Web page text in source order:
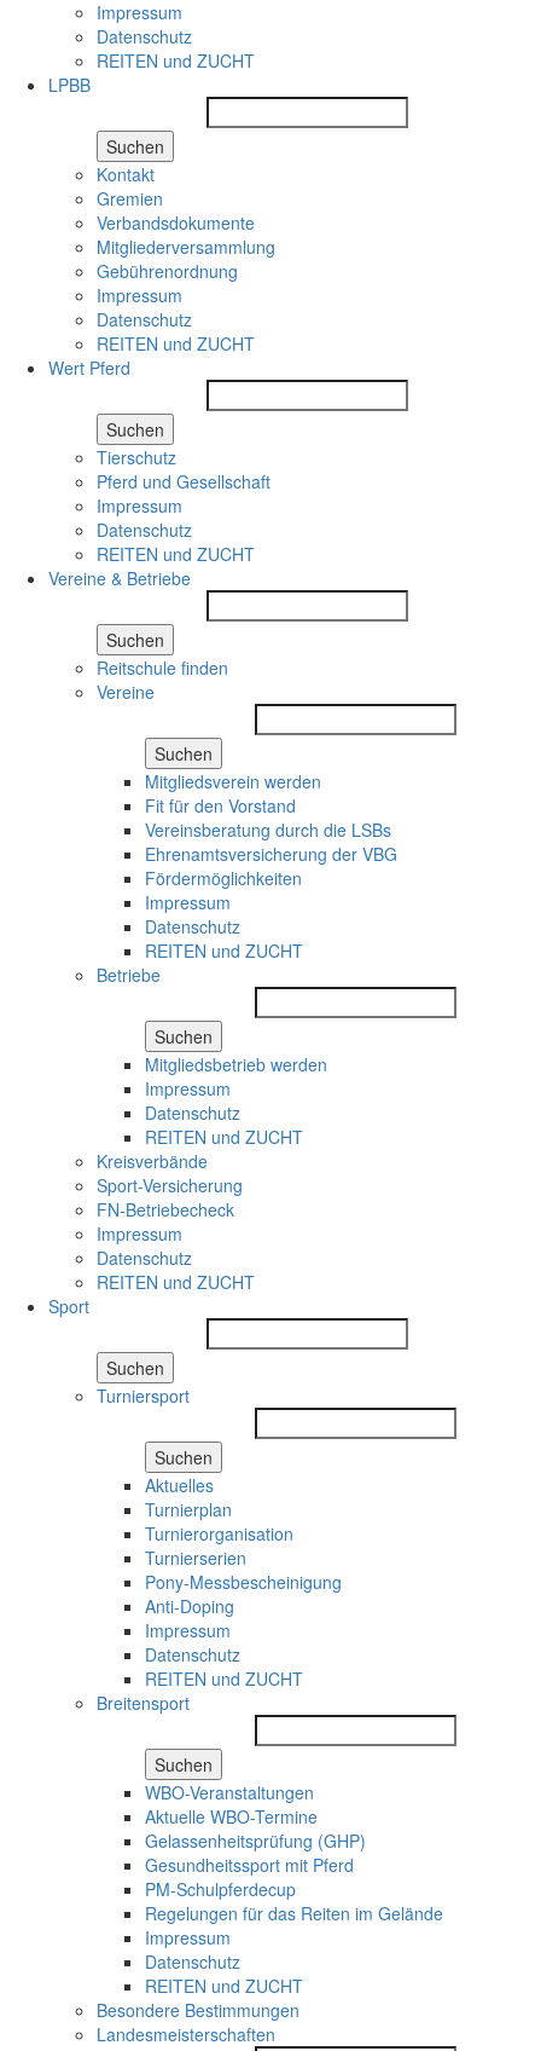
Impressum
Datenschutz
REITEN und ZUCHT
LPBB
Suchen
Kontakt
Gremien
Verbandsdokumente
Mitgliederversammlung
Gebührenordnung
Impressum
Datenschutz
REITEN und ZUCHT
Wert Pferd
Suchen
Tierschutz
Pferd und Gesellschaft
Impressum
Datenschutz
REITEN und ZUCHT
Vereine & Betriebe
Suchen
Reitschule finden
Vereine
Suchen
Mitgliedsverein werden
Fit für den Vorstand
Vereinsberatung durch die LSBs
Ehrenamtsversicherung der VBG
Fördermöglichkeiten
Impressum
Datenschutz
REITEN und ZUCHT
Betriebe
Suchen
Mitgliedsbetrieb werden
Impressum
Datenschutz
REITEN und ZUCHT
Kreisverbände
Sport-Versicherung
FN-Betriebecheck
Impressum
Datenschutz
REITEN und ZUCHT
Sport
Suchen
Turniersport
Suchen
Aktuelles
Turnierplan
Turnierorganisation
Turnierserien
Pony-Messbescheinigung
Anti-Doping
Impressum
Datenschutz
REITEN und ZUCHT
Breitensport
Suchen
WBO-Veranstaltungen
Aktuelle WBO-Termine
Gelassenheitsprüfung (GHP)
Gesundheitssport mit Pferd
PM-Schulpferdecup
Regelungen für das Reiten im Gelände
Impressum
Datenschutz
REITEN und ZUCHT
Besondere Bestimmungen
Landesmeisterschaften